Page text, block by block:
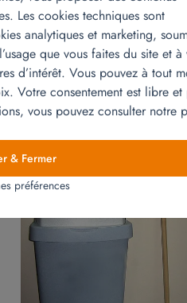
Carrière-
Les cookies techniques sont
analytiques et marketing,
que vous faites du site et à
d’intérêt. Vous pouvez à tout
Votre consentement est libre et
vous pouvez consulter notre
& Fermer
préférences